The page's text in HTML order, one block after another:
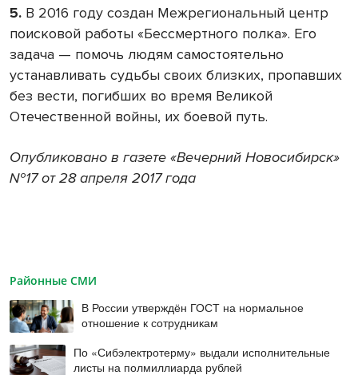
5. В 2016 году создан Межрегиональный центр
поисковой работы «Бессмертного полка». Его
задача — помочь людям самостоятельно
устанавливать судьбы своих близких, пропавших
без вести, погибших во время Великой
Отечественной войны, их боевой путь.
Опубликовано в газете «Вечерний Новосибирск»
№17 от 28 апреля 2017 года
Районные СМИ
В России утверждён ГОСТ на нормальное
отношение к сотрудникам
По «Сибэлектротерму» выдали исполнительные
листы на полмиллиарда рублей